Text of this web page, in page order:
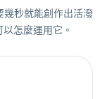
幾秒就能創作出活潑
怎麼運用它。